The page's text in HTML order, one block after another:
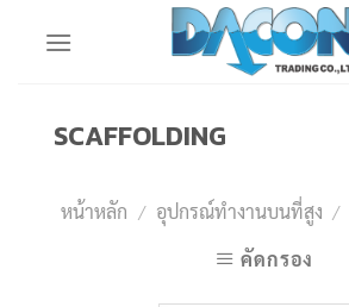
SCAFFOLDING
หน้าหลัก / อุปกรณ์ทำงานบนที่สูง /
คัดกรอง